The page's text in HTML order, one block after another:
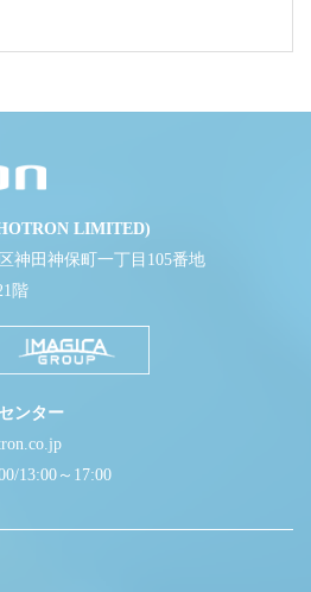
LIMITED)
神田神保町一丁目105番地
階
ンター
13:00～17:00